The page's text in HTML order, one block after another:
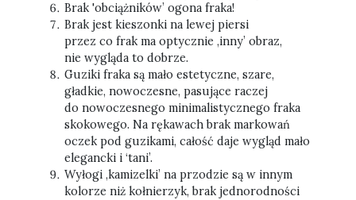
Brak 'obciążników’ ogona fraka!
Brak jest kieszonki na lewej piersi
przez co frak ma optycznie ‚inny’ obraz,
nie wygląda to dobrze.
Guziki fraka są mało estetyczne, szare,
gładkie, nowoczesne, pasujące raczej
do nowoczesnego minimalistycznego fraka
skokowego. Na rękawach brak markowań
oczek pod guzikami, całość daje wygląd mało
elegancki i ‘tani’.
Wyłogi ‚kamizelki’ na przodzie są w innym
kolorze niż kołnierzyk, brak jednorodności